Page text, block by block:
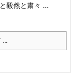
毅然と粛々 ...
...